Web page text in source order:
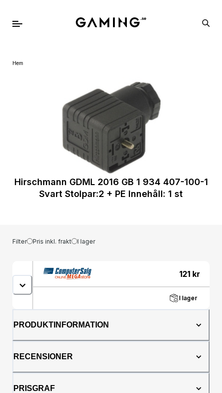
Hem
Hirschmann GDML 2016 GB 1 934 407-100-1
Svart Stolpar:2 + PE Innehåll: 1 st
Filter Pris inkl. frakt I lager
121 kr
I lager
PRODUKTINFORMATION
RECENSIONER
PRISGRAF